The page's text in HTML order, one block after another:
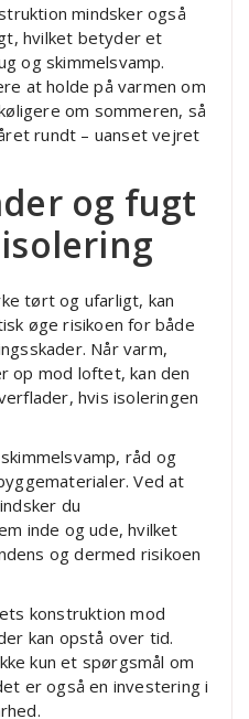
mindsker også
hvilket betyder et
og skimmelsvamp.
at holde på varmen om
om sommeren, så
rundt – uanset vejret
og fugt
tørt og ufarligt, kan
øge risikoen for både
Når varm,
op mod loftet, kan den
hvis isoleringen
råd og
Ved at
du
inde og ude, hvilket
og dermed risikoen
konstruktion mod
kan opstå over tid.
kun et spørgsmål om
er også en investering i